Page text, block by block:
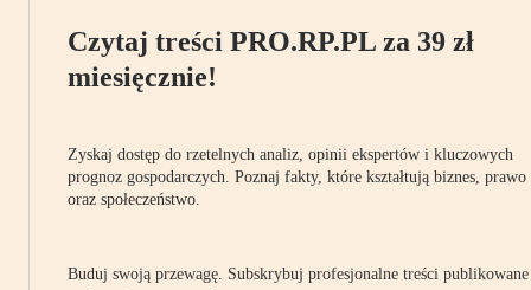
Czytaj treści PRO.RP.PL za 39 zł
miesięcznie!
Zyskaj dostęp do rzetelnych analiz, opinii ekspertów i kluczowych
prognoz gospodarczych. Poznaj fakty, które kształtują biznes, prawo
oraz społeczeństwo.
Buduj swoją przewagę. Subskrybuj profesjonalne treści publikowane